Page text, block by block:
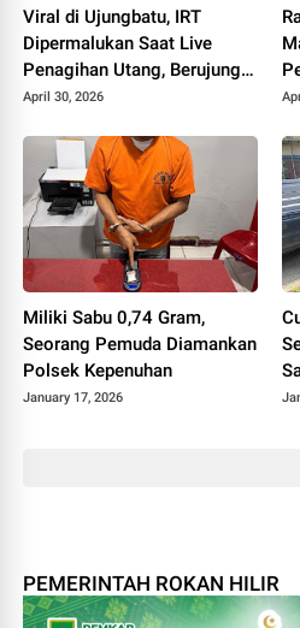
Viral di Ujungbatu, IRT
Dipermalukan Saat Live
Penagihan Utang, Berujung
Laporan ke Polisi
April 30, 2026
Miliki Sabu 0,74 Gram,
Seorang Pemuda Diamankan
Polsek Kepenuhan
January 17, 2026
PEMERINTAH ROKAN HILIR